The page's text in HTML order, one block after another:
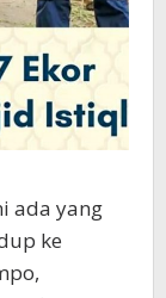
ada yang
ke